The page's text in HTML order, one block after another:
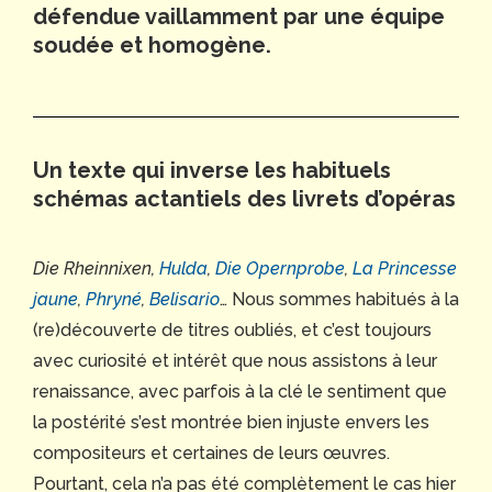
défendue vaillamment par une équipe
soudée et homogène.
Un texte qui inverse les habituels
schémas actantiels des livrets d’opéras
Die Rheinnixen, Hulda, Die Opernprobe, La Princesse
jaune, Phryné, Belisario… Nous sommes habitués à la
(re)découverte de titres oubliés, et c’est toujours
avec curiosité et intérêt que nous assistons à leur
renaissance, avec parfois à la clé le sentiment que
la postérité s’est montrée bien injuste envers les
compositeurs et certaines de leurs œuvres.
Pourtant, cela n’a pas été complètement le cas hier